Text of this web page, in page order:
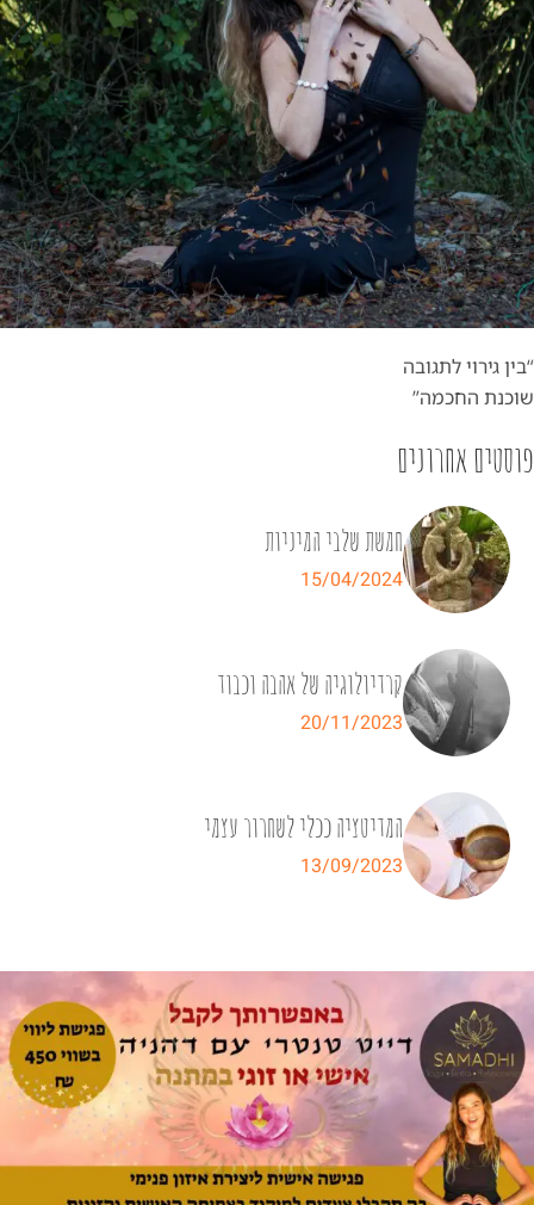
“בין גירוי לתגובה
שוכנת החכמה”
פוסטים אחרונים
חמשת שלבי המיניות
15/04/2024
קרדיולוגיה של אהבה וכבוד
20/11/2023
המדיטציה ככלי לשחרור עצמי
13/09/2023